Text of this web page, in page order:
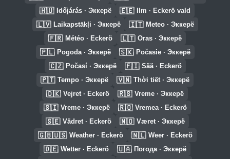
🇭🇺 Időjárás · Эккерё 🇪🇪 Ilm · Eckerö vald
🇱🇻 Laikapstākļi · Эккерё 🇮🇹 Meteo · Эккерё
🇫🇷 Météo · Eckerö 🇱🇹 Oras · Эккерё
🇵🇱 Pogoda · Эккерё 🇸🇰 Počasie · Эккерё
🇨🇿 Počasí · Эккерё 🇫🇮 Sää · Eckerö
🇵🇹 Tempo · Эккерё 🇻🇳 Thời tiết · Эккерё
🇩🇰 Vejret · Eckerö 🇷🇸 Vreme · Эккерё
🇸🇮 Vreme · Эккерё 🇷🇴 Vremea · Eckerö
🇸🇪 Vädret · Eckerö 🇳🇴 Været · Эккерё
🇬🇧🇺🇸 Weather · Eckerö 🇳🇱 Weer · Eckerö
🇩🇪 Wetter · Eckerö 🇺🇦 Погода · Эккерё